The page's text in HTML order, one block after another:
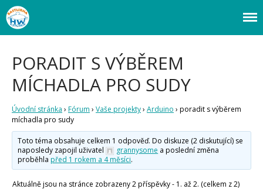
Fórum
Staré fórum
Vaše projekty
Co je to Arduino?
Začínáme s Arduinem
Arduino Software
Webový magazín o bastlení a tvoření. Naučte se základy programování a
elektroniky zábavnou formou! Arduino a microbit projekty, návody,
PORADIT S VÝBĚREM
MÍCHADLA PRO SUDY
Úvodní stránka › Fórum › Vaše projekty› Arduino › poradit s výběrem
míchadla pro sudy
Toto téma obsahuje celkem 1 odpověď. Do diskuze (2 diskutující) se
naposledy zapojil uživatel
grannysome a poslední změna
proběhla před 1 rokem a 4 měsíci.
Aktuálně jsou na stránce zobrazeny 2 příspěvky - 1. až 2. (celkem z 2)